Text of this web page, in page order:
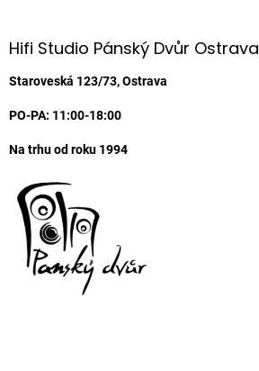
aHifi Studio Pánský Dvůr Ostrava
Staroveská 123/73, Ostrava
PO-PA: 11:00-18:00
Na trhu od roku 1994